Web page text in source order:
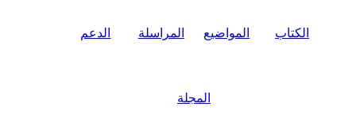
الدعم المراسلة المواضيع الكتاب
المجلة